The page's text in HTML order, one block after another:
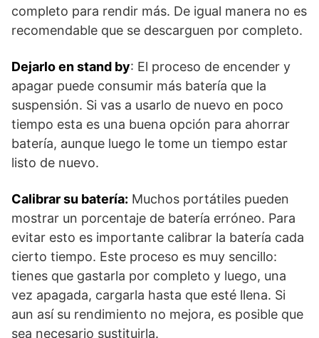
completo para rendir más. De igual manera no es
recomendable que se descarguen por completo.
Dejarlo en stand by: El proceso de encender y
apagar puede consumir más batería que la
suspensión. Si vas a usarlo de nuevo en poco
tiempo esta es una buena opción para ahorrar
batería, aunque luego le tome un tiempo estar
listo de nuevo.
Calibrar su batería: Muchos portátiles pueden
mostrar un porcentaje de batería erróneo. Para
evitar esto es importante calibrar la batería cada
cierto tiempo. Este proceso es muy sencillo:
tienes que gastarla por completo y luego, una
vez apagada, cargarla hasta que esté llena. Si
aun así su rendimiento no mejora, es posible que
sea necesario sustituirla.